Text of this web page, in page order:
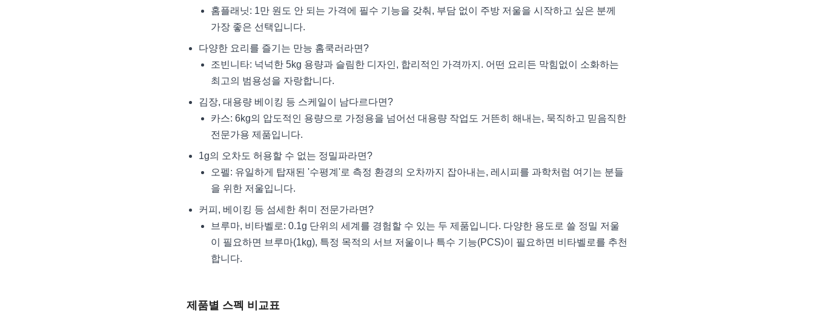
홈플래닛: 1만 원도 안 되는 가격에 필수 기능을 갖춰, 부담 없이 주방 저울을 시작하고 싶은 분께
가장 좋은 선택입니다.
다양한 요리를 즐기는 만능 홈쿡러라면?
조빈니타: 넉넉한 5kg 용량과 슬림한 디자인, 합리적인 가격까지. 어떤 요리든 막힘없이 소화하는
최고의 범용성을 자랑합니다.
김장, 대용량 베이킹 등 스케일이 남다르다면?
카스: 6kg의 압도적인 용량으로 가정용을 넘어선 대용량 작업도 거뜬히 해내는, 묵직하고 믿음직한
전문가용 제품입니다.
1g의 오차도 허용할 수 없는 정밀파라면?
오펠: 유일하게 탑재된 '수평계'로 측정 환경의 오차까지 잡아내는, 레시피를 과학처럼 여기는 분들
을 위한 저울입니다.
커피, 베이킹 등 섬세한 취미 전문가라면?
브루마, 비타벨로: 0.1g 단위의 세계를 경험할 수 있는 두 제품입니다. 다양한 용도로 쓸 정밀 저울
이 필요하면 브루마(1kg), 특정 목적의 서브 저울이나 특수 기능(PCS)이 필요하면 비타벨로를 추천
합니다.
제품별 스펙 비교표